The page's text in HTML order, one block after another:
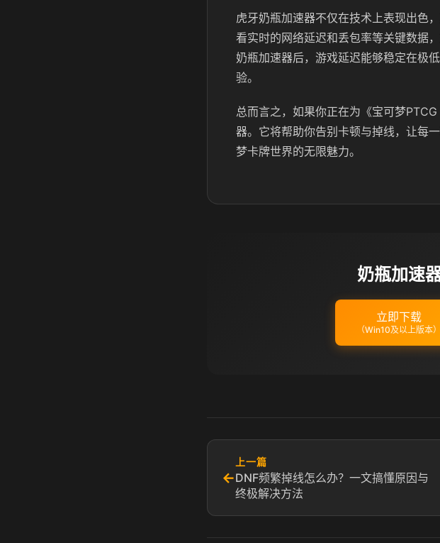
虎牙奶瓶加速器不仅在技术上表现出色
看实时的网络延迟和丢包率等关键数据
奶瓶加速器后，游戏延迟能够稳定在极
验。
总而言之，如果你正在为《宝可梦
器。它将帮助你告别卡顿与掉线，让每
梦卡牌世界的无限魅力。
奶瓶加速
立即下载
（Win10及以上版本）
←
上一篇
DNF频繁掉线怎么办？一文搞懂原因与
终极解决方法